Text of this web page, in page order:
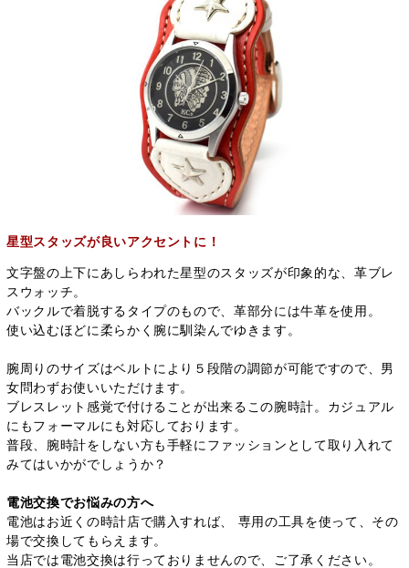
星型スタッズが良いアクセントに！
文字盤の上下にあしらわれた星型のスタッズが印象的な、革ブレ
スウォッチ。
バックルで着脱するタイプのもので、革部分には牛革を使用。
使い込むほどに柔らかく腕に馴染んでゆきます。
腕周りのサイズはベルトにより５段階の調節が可能ですので、男
女問わずお使いいただけます。
ブレスレット感覚で付けることが出来るこの腕時計。カジュアル
にもフォーマルにも対応しております。
普段、腕時計をしない方も手軽にファッションとして取り入れて
みてはいかがでしょうか？
電池交換でお悩みの方へ
電池はお近くの時計店で購入すれば、 専用の工具を使って、その
場で交換してもらえます。
当店では電池交換は行っておりませんので、ご了承ください。